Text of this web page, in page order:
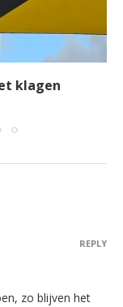
klagen
zo blijven het
REPLY